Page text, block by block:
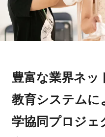
豊富な業界ネッ
教育システムに
学協同プロジェ